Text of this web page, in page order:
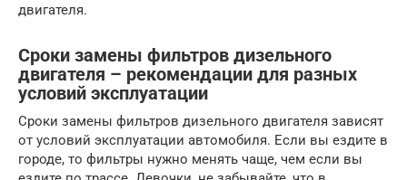
двигателя.
Сроки замены фильтров дизельного
двигателя – рекомендации для разных
условий эксплуатации
Сроки замены фильтров дизельного двигателя зависят
от условий эксплуатации автомобиля. Если вы ездите в
городе, то фильтры нужно менять чаще, чем если вы